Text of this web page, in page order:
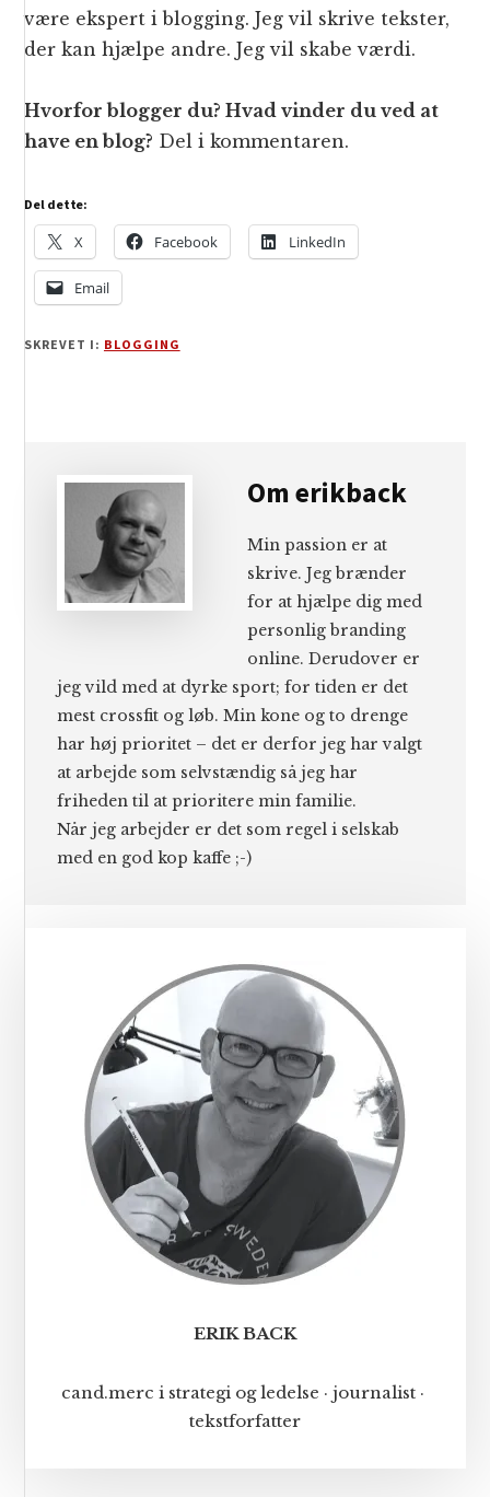
være ekspert i blogging. Jeg vil skrive tekster,
der kan hjælpe andre. Jeg vil skabe værdi.
Hvorfor blogger du? Hvad vinder du ved at
have en blog? Del i kommentaren.
Del dette:
X Facebook LinkedIn
Email
SKREVET I: BLOGGING
Omerikback
Min passion er at
skrive. Jeg brænder
for at hjælpe dig med
personlig branding
online. Derudover er
jeg vild med at dyrke sport; for tiden er det
mest crossfit og løb. Min kone og to drenge
har høj prioritet – det er derfor jeg har valgt
at arbejde som selvstændig så jeg har
friheden til at prioritere min familie.
Når jeg arbejder er det som regel i selskab
med en god kop kaffe ;-)
ERIK BACK
cand.merc i strategi og ledelse · journalist ·
tekstforfatter